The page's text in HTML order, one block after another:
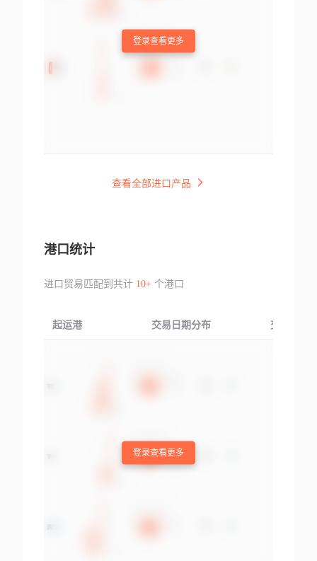
登录查看更多
查看全部进口产品
港口统计
进口贸易匹配到共计 10+个港口
起运港 交易日期分布 交易产品
登录查看更多